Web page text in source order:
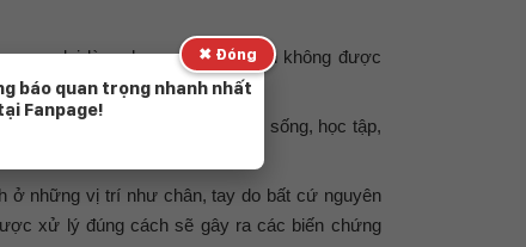
lại làm cho cơ thể của bạn không được
các căng thẳng, áp lực từ cuộc sống, học tập,
chân tay.
ở những vị trí như chân, tay do bất cứ nguyên
xử lý đúng cách sẽ gây ra các biến chứng
✖ Đóng
báo quan trọng nhanh nhất
Fanpage!